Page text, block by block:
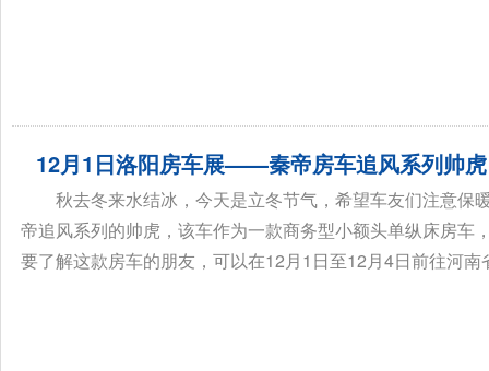
12月1日洛阳房车展——秦帝房车追风系列帅
秋去冬来水结冰，今天是立冬节气，希望车友们注意
帝追风系列的帅虎，该车作为一款商务型小额头单纵床房
要了解这款房车的朋友，可以在12月1日至12月4日前往河